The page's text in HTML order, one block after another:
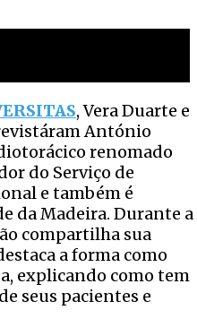
, Vera Duarte e
António
renomado
do Serviço de
e também é
da Madeira. Durante a
compartilha sua
a forma como
explicando como tem
seus pacientes e